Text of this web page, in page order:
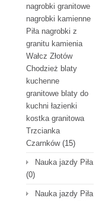
nagrobki granitowe
nagrobki kamienne
Piła nagrobki z
granitu kamienia
Wałcz Złotów
Chodzież blaty
kuchenne
granitowe blaty do
kuchni łazienki
kostka granitowa
Trzcianka
Czarnków(15)
Nauka jazdy Piła
(0)
Nauka jazdy Piła